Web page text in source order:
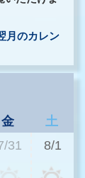
月のカレン
金
土
31 8/1